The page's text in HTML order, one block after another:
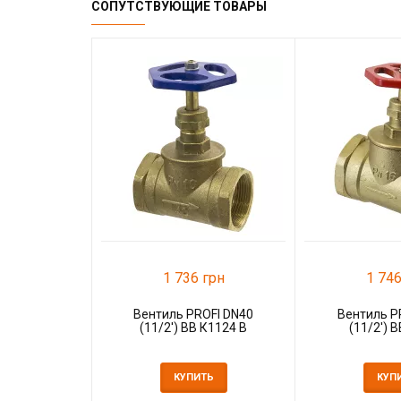
СОПУТСТВУЮЩИЕ ТОВАРЫ
1 736 грн
Вентиль PROFI DN40
(11/2') ВВ К1124 В
КУПИТЬ
1
Вентиль
(11/2')